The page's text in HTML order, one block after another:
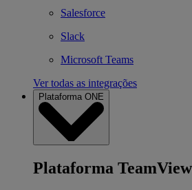
Salesforce
Slack
Microsoft Teams
Ver todas as integrações
Plataforma ONE
Plataforma